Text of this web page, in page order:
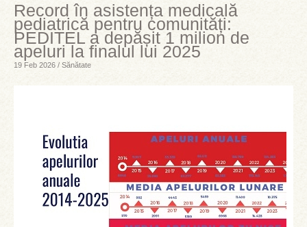
Record în asistența medicală
pediatrică pentru comunități:
PEDITEL a depășit 1 milion de
apeluri la finalul lui 2025
19 Feb 2026 / Sănătate